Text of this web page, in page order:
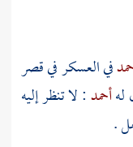
في العسكر في قصر
لهأحمد: لا تنظر إليه
.